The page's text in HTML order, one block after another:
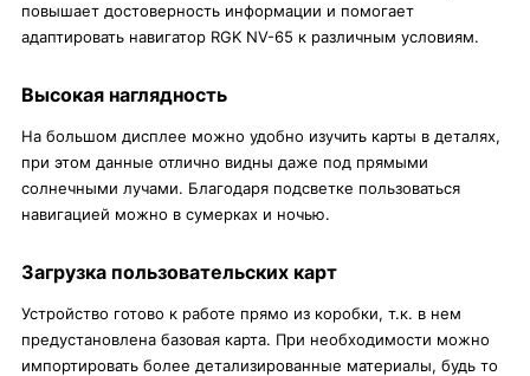
повышает достоверность информации и помогает
адаптировать навигатор RGK NV-65 к различным условиям.
Высокая наглядность
На большом дисплее можно удобно изучить карты в деталях,
при этом данные отлично видны даже под прямыми
солнечными лучами. Благодаря подсветке пользоваться
навигацией можно в сумерках и ночью.
Загрузка пользовательских карт
Устройство готово к работе прямо из коробки, т.к. в нем
предустановлена базовая карта. При необходимости можно
импортировать более детализированные материалы, будь то